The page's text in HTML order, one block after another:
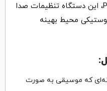
Parametric Acoustic Optimizer)، این دستگاه تنظیمات صدا
محیط بهینه
که موسیقی به صورت